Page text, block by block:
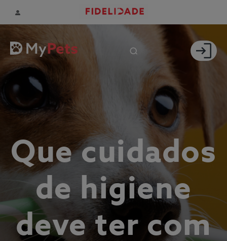
Que cuidados
de higiene
deve ter com